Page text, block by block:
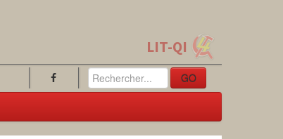
LIT-QI
GO